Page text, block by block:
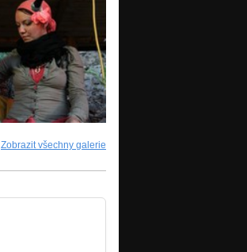
Zobrazit všechny galerie